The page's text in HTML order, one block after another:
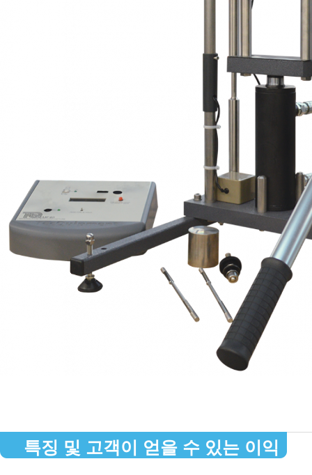
특징 및 고객이 얻을 수 있는 이익